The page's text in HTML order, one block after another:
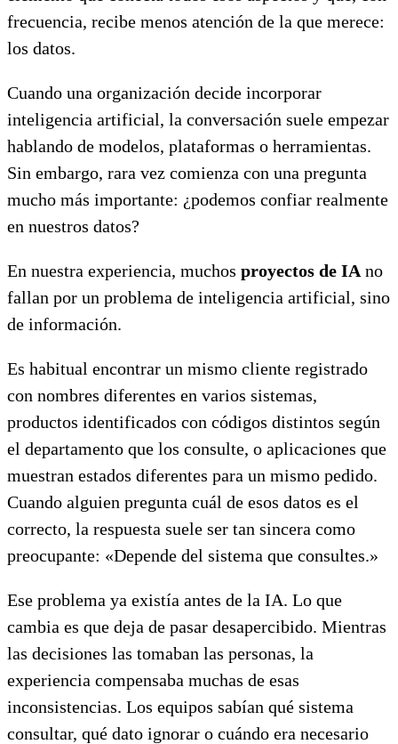
frecuencia, recibe menos atención de la que merece:
los datos.
Cuando una organización decide incorporar
inteligencia artificial, la conversación suele empezar
hablando de modelos, plataformas o herramientas.
Sin embargo, rara vez comienza con una pregunta
mucho más importante: ¿podemos confiar realmente
en nuestros datos?
En nuestra experiencia, muchos proyectos de IA no
fallan por un problema de inteligencia artificial, sino
de información.
Es habitual encontrar un mismo cliente registrado
con nombres diferentes en varios sistemas,
productos identificados con códigos distintos según
el departamento que los consulte, o aplicaciones que
muestran estados diferentes para un mismo pedido.
Cuando alguien pregunta cuál de esos datos es el
correcto, la respuesta suele ser tan sincera como
preocupante: «Depende del sistema que consultes.»
Ese problema ya existía antes de la IA. Lo que
cambia es que deja de pasar desapercibido. Mientras
las decisiones las tomaban las personas, la
experiencia compensaba muchas de esas
inconsistencias. Los equipos sabían qué sistema
consultar, qué dato ignorar o cuándo era necesario